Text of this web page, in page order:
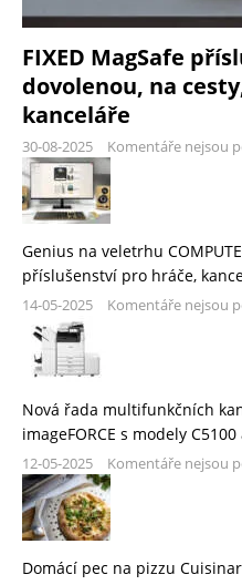
FIXED MagSafe
dovolenou, na
kanceláře
30-08-2025 Komentáře nejsou
Genius na veletrhu
příslušenství pro hráče,
14-05-2025 Komentáře nejsou
Nová řada multifunkčních
imageFORCE s modely C5100
12-05-2025 Komentáře nejsou
Domácí pec na pizzu